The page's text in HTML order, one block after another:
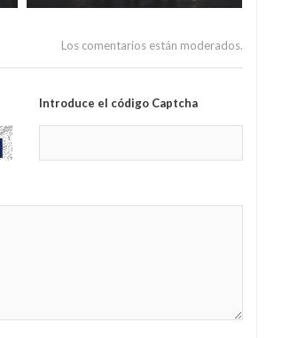
Los comentarios están moderados.
Introduce el código Captcha